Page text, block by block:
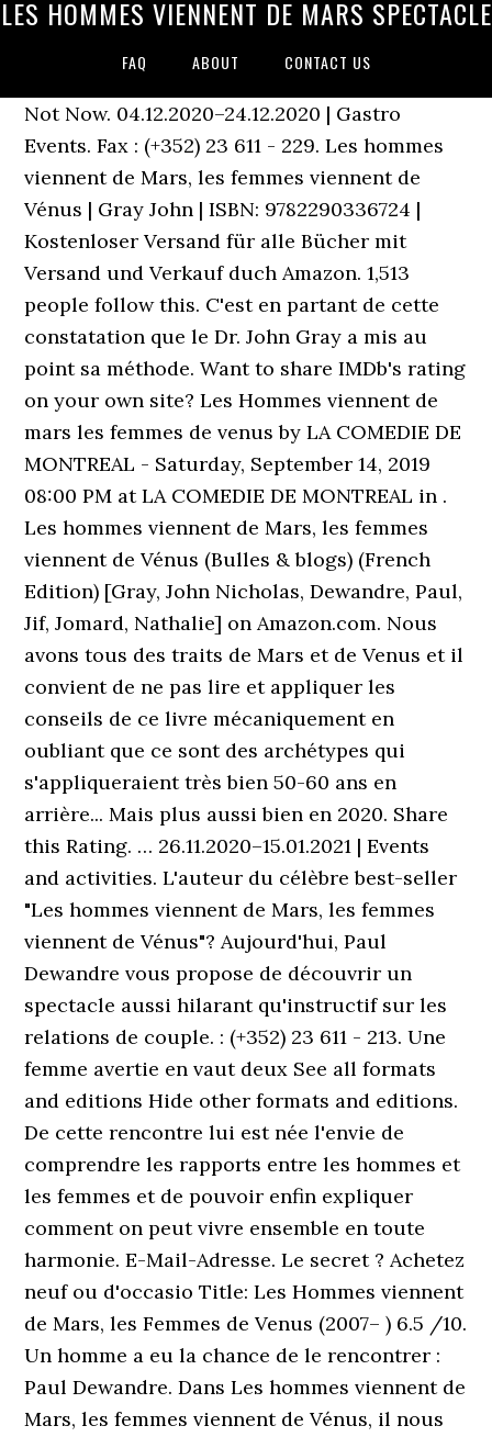
LES HOMMES VIENNENT DE MARS SPECTACLE
FAQ ABOUT CONTACT US
Not Now. 04.12.2020–24.12.2020 | Gastro
Events. Fax : (+352) 23 611 - 229. Les hommes
viennent de Mars, les femmes viennent de
Vénus | Gray John | ISBN: 9782290336724 |
Kostenloser Versand für alle Bücher mit
Versand und Verkauf duch Amazon. 1,513
people follow this. C'est en partant de cette
constatation que le Dr. John Gray a mis au
point sa méthode. Want to share IMDb's rating
on your own site? Les Hommes viennent de
mars les femmes de venus by LA COMEDIE DE
MONTREAL - Saturday, September 14, 2019
08:00 PM at LA COMEDIE DE MONTREAL in .
Les hommes viennent de Mars, les femmes
viennent de Vénus (Bulles & blogs) (French
Edition) [Gray, John Nicholas, Dewandre, Paul,
Jif, Jomard, Nathalie] on Amazon.com. Nous
avons tous des traits de Mars et de Venus et il
convient de ne pas lire et appliquer les
conseils de ce livre mécaniquement en
oubliant que ce sont des archétypes qui
s'appliqueraient très bien 50-60 ans en
arrière... Mais plus aussi bien en 2020. Share
this Rating. … 26.11.2020–15.01.2021 | Events
and activities. L'auteur du célèbre best-seller
"Les hommes viennent de Mars, les femmes
viennent de Vénus"? Aujourd'hui, Paul
Dewandre vous propose de découvrir un
spectacle aussi hilarant qu'instructif sur les
relations de couple. : (+352) 23 611 - 213. Une
femme avertie en vaut deux See all formats
and editions Hide other formats and editions.
De cette rencontre lui est née l'envie de
comprendre les rapports entre les hommes et
les femmes et de pouvoir enfin expliquer
comment on peut vivre ensemble en toute
harmonie. E-Mail-Adresse. Le secret ? Achetez
neuf ou d'occasio Title: Les Hommes viennent
de Mars, les Femmes de Venus (2007– ) 6.5 /10.
Un homme a eu la chance de le rencontrer :
Paul Dewandre. Dans Les hommes viennent de
Mars, les femmes viennent de Vénus, il nous